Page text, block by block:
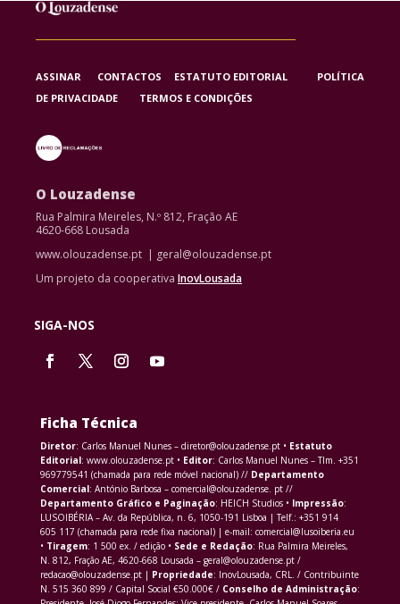
ASSINAR CONTACTOS ESTATUTO EDITORIAL POLÍTICA
DE PRIVACIDADE TERMOS E CONDIÇÕES
O Louzadense
Rua Palmira Meireles, N.º 812, Fração AE
4620-668 Lousada
www.olouzadense.pt | geral@olouzadense.pt
Um projeto da cooperativa InovLousada
SIGA-NOS
Ficha Técnica
Diretor: Carlos Manuel Nunes – diretor@olouzadense.pt • Estatuto
Editorial: www.olouzadense.pt • Editor: Carlos Manuel Nunes – Tlm. +351
969779541 (chamada para rede móvel nacional) // Departamento
Comercial: António Barbosa – comercial@olouzadense. pt //
Departamento Gráfico e Paginação: HEICH Studios • Impressão:
LUSOIBÉRIA – Av. da República, n. 6, 1050-191 Lisboa | Telf.: +351 914
605 117 (chamada para rede fixa nacional) | e-mail: comercial@lusoiberia.eu
• Tiragem: 1 500 ex. / edição • Sede e Redação: Rua Palmira Meireles,
N. 812, Fração AE, 4620-668 Lousada – geral@olouzadense.pt /
redacao@olouzadense.pt | Propriedade: InovLousada, CRL. / Contribuinte
N. 515 360 899 / Capital Social €50.000€ / Conselho de Administração: